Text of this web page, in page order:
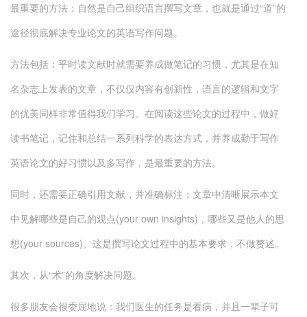
最重要的方法：自然是自己组织语言撰写文章，也就是通过“道”的
途径彻底解决专业论文的英语写作问题。
方法包括：平时读文献时就需要养成做笔记的习惯，尤其是在知
名杂志上发表的文章，不仅仅内容有创新性，语言的逻辑和文字
的优美同样非常值得我们学习。在阅读这些论文的过程中，做好
读书笔记，记住和总结一系列科学的表达方式，并养成勤于写作
英语论文的好习惯以及多写作，是最重要的方法。
同时，还需要正确引用文献，并准确标注；文章中清晰展示本文
中见解哪些是自己的观点(your own insights)，哪些又是他人的思
想(your sources)。这是撰写论文过程中的基本要求，不做赘述。
其次，从“术”的角度解决问题。
很多朋友会很委屈地说：我们医生的任务是看病，并且一辈子可